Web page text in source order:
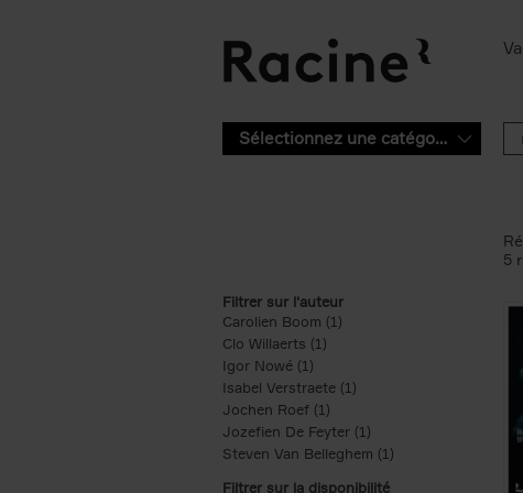
Sélectionnez une catégorie
Filtrer sur l'auteur
Carolien Boom (1)
Clo Willaerts (1)
Igor Nowé (1)
Isabel Verstraete (1) Apply Isabel Verstraete
Jochen Roef (1)
Jozefien De Feyter (1) Apply Jozefien De
Steven Van Belleghem (1) Apply Steven
Filtrer sur la disponibilité
5